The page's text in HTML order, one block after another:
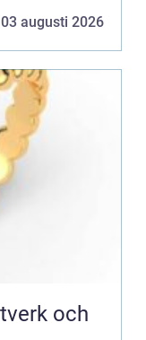
03 augusti 2026